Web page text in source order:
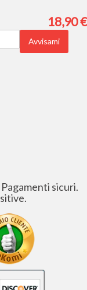
18,90 €
Avvisami
sicuri.